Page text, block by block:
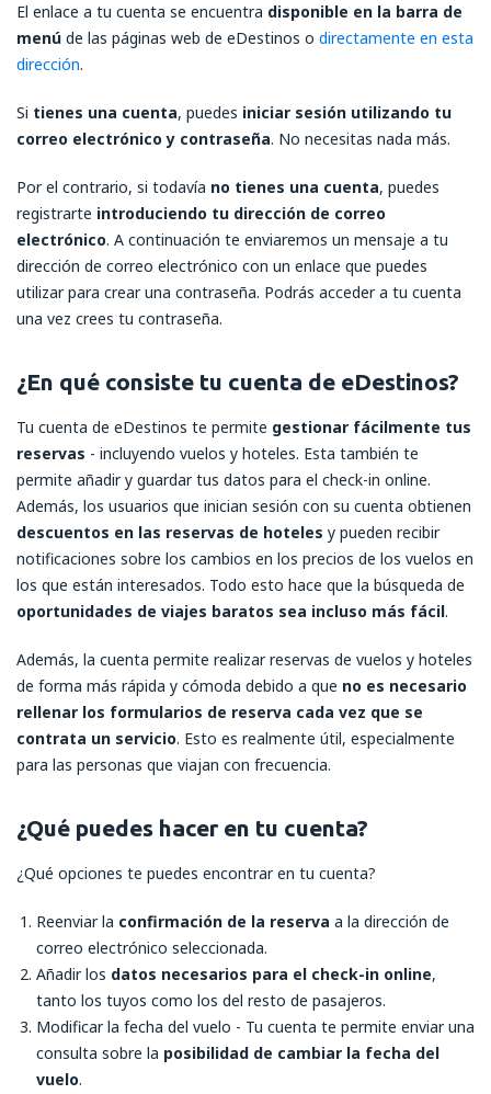
El enlace a tu cuenta se encuentra disponible en la barra de
menú de las páginas web de eDestinos o directamente en esta
dirección.
Si tienes una cuenta, puedes iniciar sesión utilizando tu
correo electrónico y contraseña. No necesitas nada más.
Por el contrario, si todavía no tienes una cuenta, puedes
registrarte introduciendo tu dirección de correo
electrónico. A continuación te enviaremos un mensaje a tu
dirección de correo electrónico con un enlace que puedes
utilizar para crear una contraseña. Podrás acceder a tu cuenta
una vez crees tu contraseña.
¿En qué consiste tu cuenta de eDestinos?
Tu cuenta de eDestinos te permite gestionar fácilmente tus
reservas - incluyendo vuelos y hoteles. Esta también te
permite añadir y guardar tus datos para el check-in online.
Además, los usuarios que inician sesión con su cuenta obtienen
descuentos en las reservas de hoteles y pueden recibir
notificaciones sobre los cambios en los precios de los vuelos en
los que están interesados. Todo esto hace que la búsqueda de
oportunidades de viajes baratos sea incluso más fácil.
Además, la cuenta permite realizar reservas de vuelos y hoteles
de forma más rápida y cómoda debido a que no es necesario
rellenar los formularios de reserva cada vez que se
contrata un servicio. Esto es realmente útil, especialmente
para las personas que viajan con frecuencia.
¿Qué puedes hacer en tu cuenta?
¿Qué opciones te puedes encontrar en tu cuenta?
Reenviar la confirmación de la reserva a la dirección de
correo electrónico seleccionada.
Añadir los datos necesarios para el check-in online,
tanto los tuyos como los del resto de pasajeros.
Modificar la fecha del vuelo - Tu cuenta te permite enviar una
consulta sobre la posibilidad de cambiar la fecha del
vuelo.